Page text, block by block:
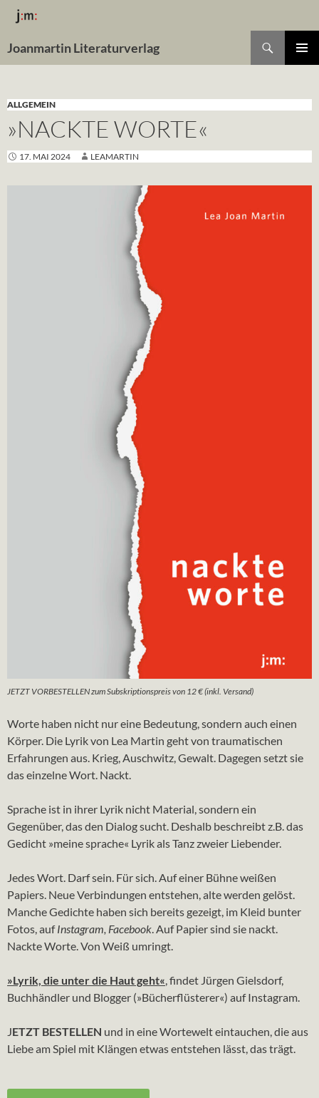
Joanmartin Literaturverlag
ALLGEMEIN
»NACKTE WORTE«
17. MAI 2024 LEAMARTIN
JETZT VORBESTELLEN zum Subskriptionspreis von 12 € (inkl. Versand)
Worte haben nicht nur eine Bedeutung, sondern auch einen
Körper. Die Lyrik von Lea Martin geht von traumatischen
Erfahrungen aus. Krieg, Auschwitz, Gewalt. Dagegen setzt sie
das einzelne Wort. Nackt.
Sprache ist in ihrer Lyrik nicht Material, sondern ein
Gegenüber, das den Dialog sucht. Deshalb beschreibt z.B. das
Gedicht »meine sprache« Lyrik als Tanz zweier Liebender.
Jedes Wort. Darf sein. Für sich. Auf einer Bühne weißen
Papiers. Neue Verbindungen entstehen, alte werden gelöst.
Manche Gedichte haben sich bereits gezeigt, im Kleid bunter
Fotos, aufInstagram, Facebook . Auf Papier sind sie nackt.
Nackte Worte. Von Weiß umringt.
»Lyrik, die unter die Haut geht« , findet Jürgen Gielsdorf,
Buchhändler und Blogger (»Bücherflüsterer«) auf Instagram.
JETZT BESTELLEN und in eine Wortewelt eintauchen, die aus
Liebe am Spiel mit Klängen etwas entstehen lässt, das trägt.